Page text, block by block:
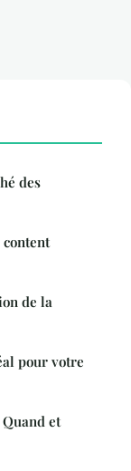
des
de la
pour votre
et